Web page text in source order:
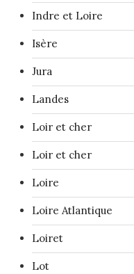
Indre et Loire
Isère
Jura
Landes
Loir et cher
Loir et cher
Loire
Loire Atlantique
Loiret
Lot